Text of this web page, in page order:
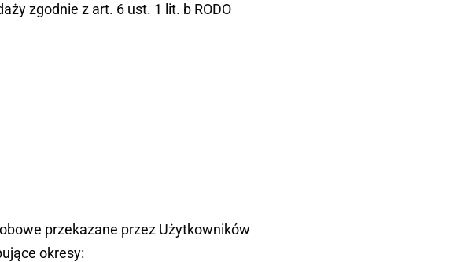
zgodnie z art. 6 ust. 1 lit. b RODO
przekazane przez Użytkowników
okresy: